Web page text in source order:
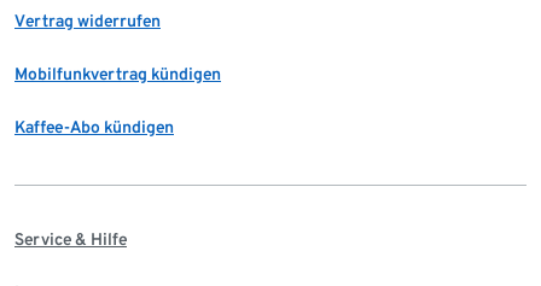
Vertrag widerrufen
Mobilfunkvertrag kündigen
Kaffee-Abo kündigen
Service & Hilfe